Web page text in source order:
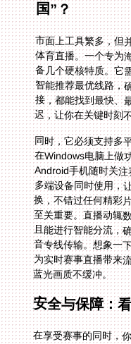
国”？
市面上工具繁多，但
体育直播。一个专为
备几个硬核特质。它
智能推荐最优线路，
接，都能找到最快
迟，让你在关键时刻
同时，它必须支持多
在Windows电脑上
Android手机随时关
多端设备同时使用，
换，不错过任何精彩
至关重要。直播动辄
且能进行智能分流，
音专线传输。想象一
为实时赛事直播带来
蓝光画质不缓冲。
安全与保障：
在享受赛事的同时，
连接请求与观看数据
进行专线传输，这不
络下的各种干扰。此
否得到及时响应？可